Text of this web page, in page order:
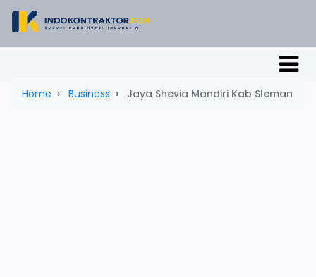
Home Business Jaya Shevia Mandiri Kab Sleman